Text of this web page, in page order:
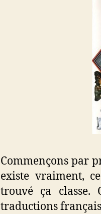
Commençons par
existe vraiment,
trouvé ça
traductions